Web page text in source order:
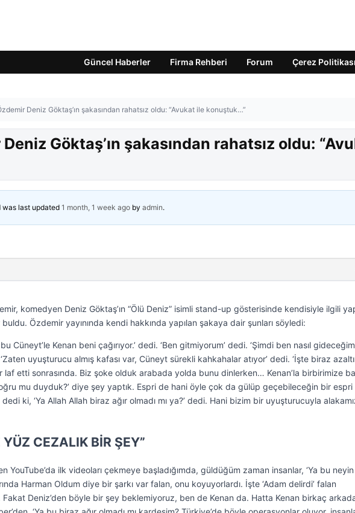
Güncel Haberler Firma Rehberi Forum Çerez Politikası
Deniz Göktaş’ın şakasından rahatsız oldu: “Avukat ile konuştuk…”
Göktaş’ın şakasından rahatsız oldu:
was last updated 1 month, 1 week ago by admin.
komedyen Deniz Göktaş’ın “Ölü Deniz” isimli stand-up gösterisinde kendisiyle ilgili
buldu. Özdemir yayınında kendi hakkında yapılan şakaya dair şunları söyledi:
bu Cüneyt’le Kenan beni çağırıyor.’ dedi. ‘Ben gitmiyorum’ dedi. ‘Şimdi ben nasıl gideceğim
uyuşturucu almış kafası var, Cüneyt sürekli kahkahalar atıyor’ dedi. ‘İşte biraz
laf etti sonrasında. Biz şoke olduk arabada yolda bunu dinlerken… Kenan’la birbirimize
mu duyduk?’ diye şey yaptık. Espri de hani öyle çok da gülüp geçebileceğin bir espri
ki, ‘Ya Allah Allah biraz ağır olmadı mı ya?’ dedi. Hani bizim bir uyuşturucuyla
YÜZ CEZALIK BİR ŞEY”
YouTube’da ilk videoları çekmeye başladığımda, güldüğüm zaman insanlar, ‘Ya bu neyin
Harman Oldum diye bir şarkı var falan, onu koyuyorlardı. İşte ‘Adam delirdi’ falan
Fakat Deniz’den böyle bir şey beklemiyoruz, ben de Kenan da. Hatta Kenan birkaç